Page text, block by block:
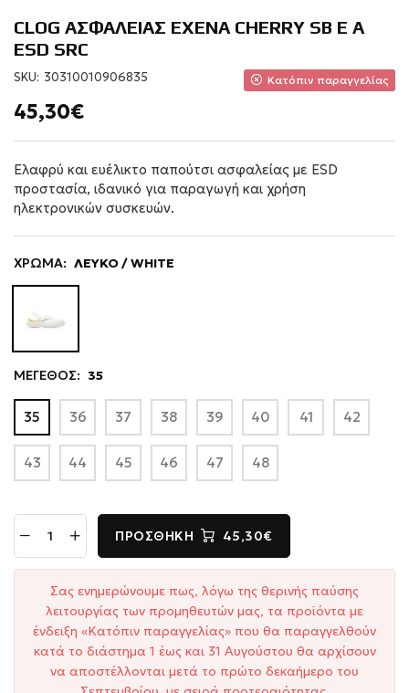
CLOG ΑΣΦΑΛΕΙΑΣ EXENA CHERRY SB E A
ESD SRC
SKU: 30310010906835 Κατόπιν παραγγελίας
45,30€
Ελαφρύ και ευέλικτο παπούτσι ασφαλείας με ESD
προστασία, ιδανικό για παραγωγή και χρήση
ηλεκτρονικών συσκευών.
ΧΡΩΜΑ: ΛΕΥΚΟ / WHITE
ΜΕΓΕΘΟΣ: 35
35 36 37 38 39 40 41 42
43 44 45 46 47 48
ΠΡΟΣΘΉΚΗ 45,30€
Σας ενημερώνουμε πως, λόγω της θερινής παύσης
λειτουργίας των προμηθευτών μας, τα προϊόντα με
ένδειξη «Κατόπιν παραγγελίας» που θα παραγγελθούν
κατά το διάστημα 1 έως και 31 Αυγούστου θα αρχίσουν
να αποστέλλονται μετά το πρώτο δεκαήμερο του